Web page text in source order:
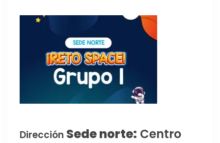
Dirección Sede norte: Centro